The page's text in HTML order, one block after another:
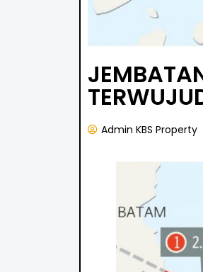
Admin KBS Property